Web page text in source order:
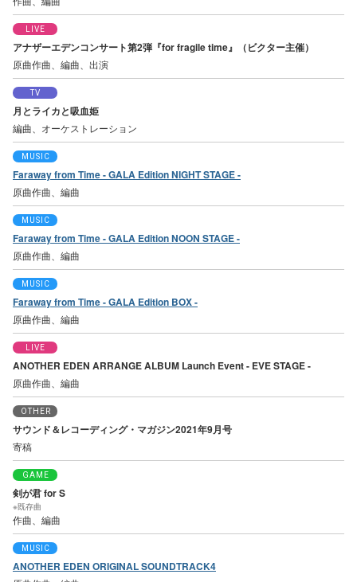
LIVE
アナザーエデンコンサート第2弾『for fragile time』（ビクター主催）
原曲作曲、編曲、出演
TV
月とライカと吸血姫
編曲、オーケストレーション
MUSIC
Faraway from Time - GALA Edition NIGHT STAGE -
原曲作曲、編曲
MUSIC
Faraway from Time - GALA Edition NOON STAGE -
原曲作曲、編曲
MUSIC
Faraway from Time - GALA Edition BOX -
原曲作曲、編曲
LIVE
ANOTHER EDEN ARRANGE ALBUM Launch Event - EVE STAGE -
原曲作曲、編曲
OTHER
サウンド＆レコーディング・マガジン2021年9月号
寄稿
GAME
剣が君 for S
※既存曲
作曲、編曲
MUSIC
ANOTHER EDEN ORIGINAL SOUNDTRACK4